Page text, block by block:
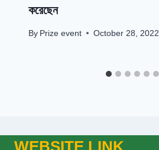
করেছেন
By Prize event October 28, 2022